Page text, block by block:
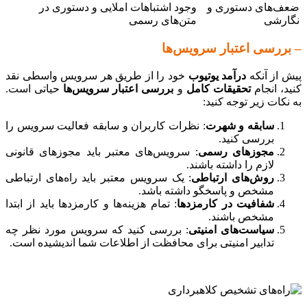
ضعف‌های دستوری و
نگارشی
وجود اشتباهات املایی و دستوری در
متن‌های رسمی
– بررسی اعتبار سرویس‌ها
پیش از آنکه درآمد یوتیوب خود را از طریق هر سرویس واسطی نقد
کنید، انجامتحقیقات کامل و بررسی اعتبار سرویس‌ها حیاتی است.
به نکات زیر توجه کنید:
سابقه و شهرت: نظرات کاربران و سابقه فعالیت سرویس را
بررسی کنید.
مجوزهای رسمی: سرویس‌های معتبر باید مجوزهای قانونی
لازم را داشته باشند.
روش‌های ارتباطی: یک سرویس معتبر باید راه‌های ارتباطی
مشخص و پاسخگو داشته باشد.
شفافیت در کارمزدها: تمام هزینه‌ها و کارمزدها باید از ابتدا
مشخص باشند.
سیاست‌های امنیتی: بررسی کنید که سرویس مورد نظر چه
تدابیر امنیتی برای محافظت از اطلاعات شما اندیشیده است.